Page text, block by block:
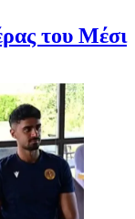
του Μέσι